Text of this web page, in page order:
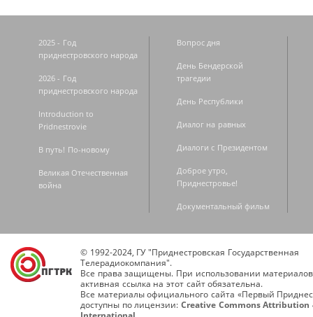
2025 - Год
приднестровского народа
2026 - Год
приднестровского народа
Introduction to
Pridnestrovie
В путь! По-новому
Великая Отечественная
война
Вопрос дня
День Бендерской
трагедии
День Республики
Диалог на равных
Диалоги с Президентом
Доброе утро,
Приднестровье!
Документальный фильм
© 1992-2024, ГУ "Приднестровская Государственная
Телерадиокомпания".
Все права защищены. При использовании
активная ссылка на этот сайт обязательна.
Все материалы официального сайта «Первый
доступны по лицензии: Creative Commons Attribution